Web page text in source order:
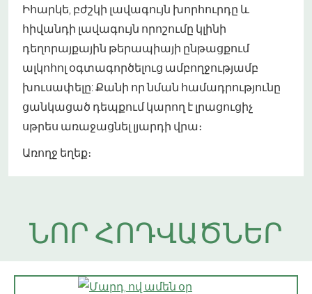
Իհարկե, բժշկի լավագույն խորհուրդը և
հիվանդի լավագույն որոշումը կլինի
դեղորայքային թերապիայի ընթացքում
ալկոհոլ օգտագործելուց ամբողջությամբ
խուսափելը: Քանի որ նման համադրությունը
ցանկացած դեպքում կարող է լրացուցիչ
սթրես առաջացնել լյարդի վրա։
Առողջ եղեք։
ՆՈՐ ՀՈԴՎԱԾՆԵՐ